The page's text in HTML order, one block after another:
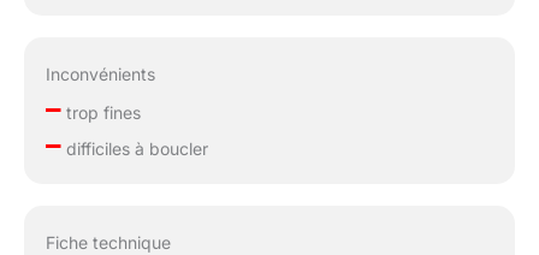
Inconvénients
–trop fines
–difficiles à boucler
Fiche technique